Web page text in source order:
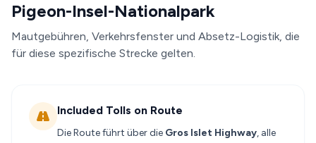
Pigeon-Insel-Nationalpark
Mautgebühren, Verkehrsfenster und Absetz-Logistik, die
für diese spezifische Strecke gelten.
Included Tolls on Route
Die Route führt über die Gros Islet Highway, alle